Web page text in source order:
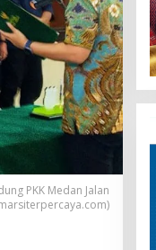
PKK Medan Jalan